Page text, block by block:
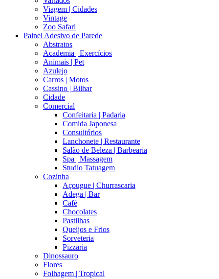
Viagem | Cidades
Vintage
Zoo Safari
Painel Adesivo de Parede
Abstratos
Academia | Exercícios
Animais | Pet
Azulejo
Carros | Motos
Cassino | Bilhar
Cidade
Comercial
Confeitaria | Padaria
Comida Japonesa
Consultórios
Lanchonete | Restaurante
Salão de Beleza | Barbearia
Spa | Massagem
Studio Tatuagem
Cozinha
Açougue | Churrascaria
Adega | Bar
Café
Chocolates
Pastilhas
Queijos e Frios
Sorveteria
Pizzaria
Dinossauro
Flores
Folhagem | Tropical